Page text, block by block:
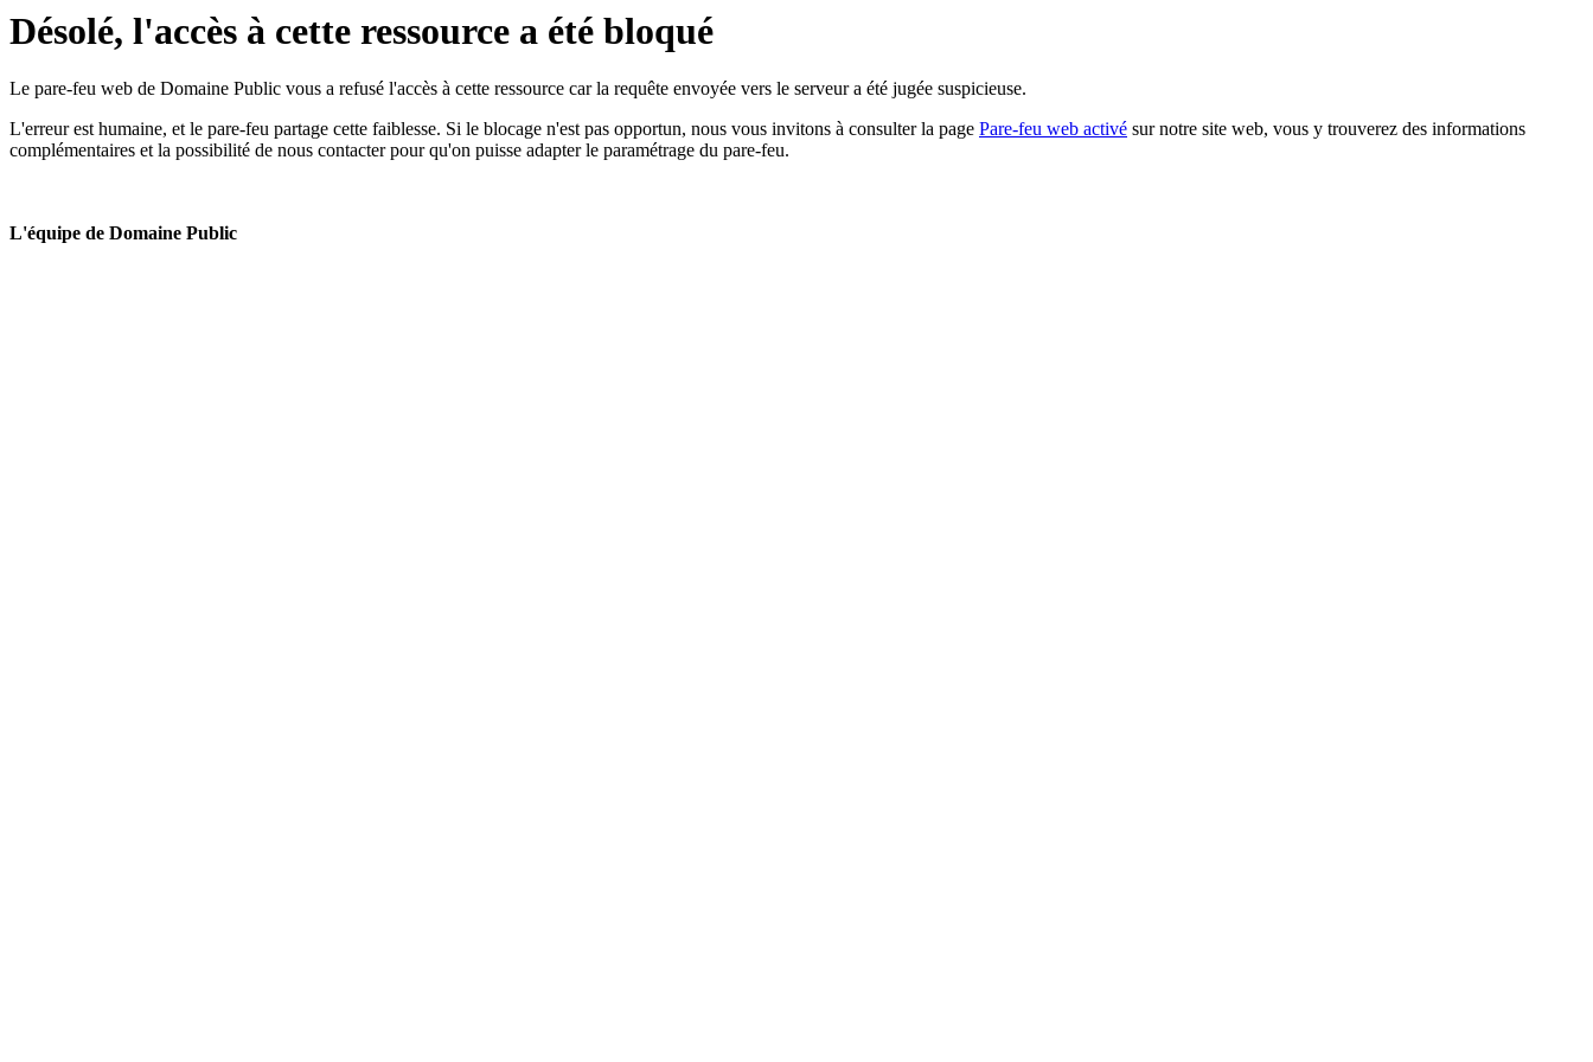
Désolé, l'accès à cette ressource a été bloqué
Le pare-feu web de Domaine Public vous a refusé l'accès à cette ressource car la requête envoyée vers le serveur a été jugée suspicieuse.
L'erreur est humaine, et le pare-feu partage cette faiblesse. Si le blocage n'est pas opportun, nous vous invitons à consulter la page Pare-feu web activé sur notre site web, vous y trouverez des informations
complémentaires et la possibilité de nous contacter pour qu'on puisse adapter le paramétrage du pare-feu.
L'équipe de Domaine Public